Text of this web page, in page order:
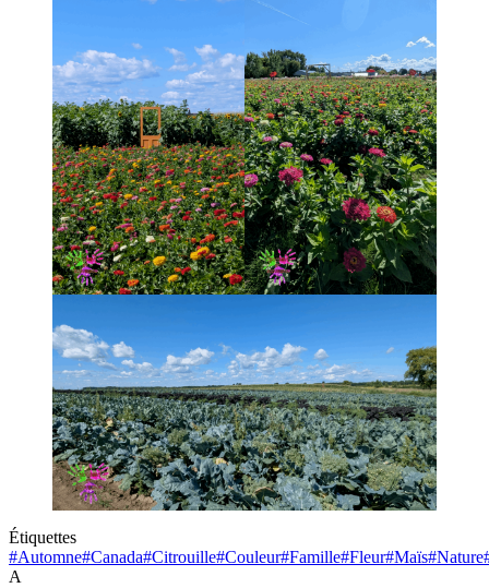
Étiquettes
#Automne#Canada#Citrouille#Couleur#Famille#Fleur#Maïs#Nature
A